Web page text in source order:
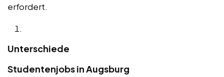
erfordert.
Unterschiede
Studentenjobs in Augsburg